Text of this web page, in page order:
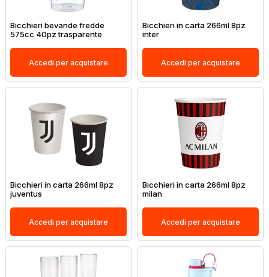
Bicchieri bevande fredde
575cc 40pz trasparente
Accedi per acquistare
Bicchieri in carta 266ml 8pz
inter
Accedi per acquistare
Bicchieri in carta 266ml 8pz
juventus
Accedi per acquistare
Bicchieri in carta 266ml 8pz
milan
Accedi per acquistare